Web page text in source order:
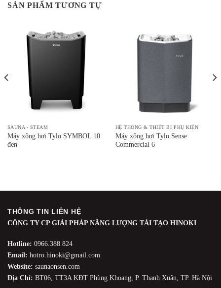
SẢN PHẨM TƯƠNG TỰ
SAUNA - STEAM
Máy xông hơi Tylo SYMBOL 10
đen
HỆ THỐNG & THIẾT BỊ PHỤ KIỆN
Máy xông hơi Tylo Sense
Commercial 6
THÔNG TIN LIÊN HỆ
CÔNG TY CP GIẢI PHÁP NĂNG LƯỢNG TÁI TẠO HINOKI
Hotline: 0966.388.824
Email: hotro.hinoki@gmail.com
Website: saunaonsen.com
Địa Chỉ: BT06, TT3A KĐT Phùng Khoang, P. Thanh Xuân, TP. Hà Nội